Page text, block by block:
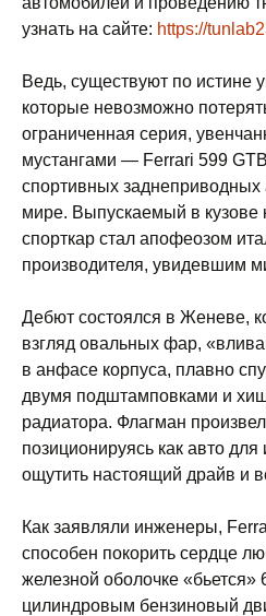
узнать на сайте: https://
Ведь, существуют по истине
которые невозможно
ограниченная серия,
мустангами — Ferrari 599
спортивных заднеприводных
мире. Выпускаемый в кузове
спорткар стал апофеозом
производителя, увидевшим
Дебют состоялся в Женеве,
взгляд овальных фар,
в анфасе корпуса, плавно
двумя подштамповками и
радиатора. Флагман
позиционируясь как авто
ощутить настоящий драйв и
Как заявляли инженеры,
способен покорить сердце
железной оболочке «бьется»
цилиндровым бензиновый